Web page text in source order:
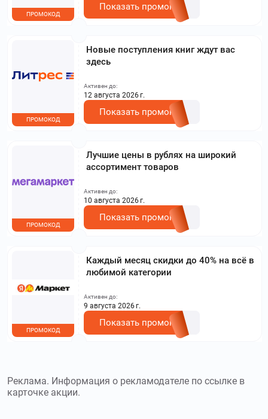
ПРОМОКОД
Показать промокод
Новые поступления книг ждут вас
здесь
ПРОМОКОД
Активен до:
12 августа 2026 г.
Показать промокод
Лучшие цены в рублях на широкий
ассортимент товаров
ПРОМОКОД
Активен до:
10 августа 2026 г.
Показать промокод
Каждый месяц скидки до 40% на всё в
любимой категории
ПРОМОКОД
Активен до:
9 августа 2026 г.
Показать промокод
Реклама. Информация о рекламодателе по ссылке в
карточке акции.